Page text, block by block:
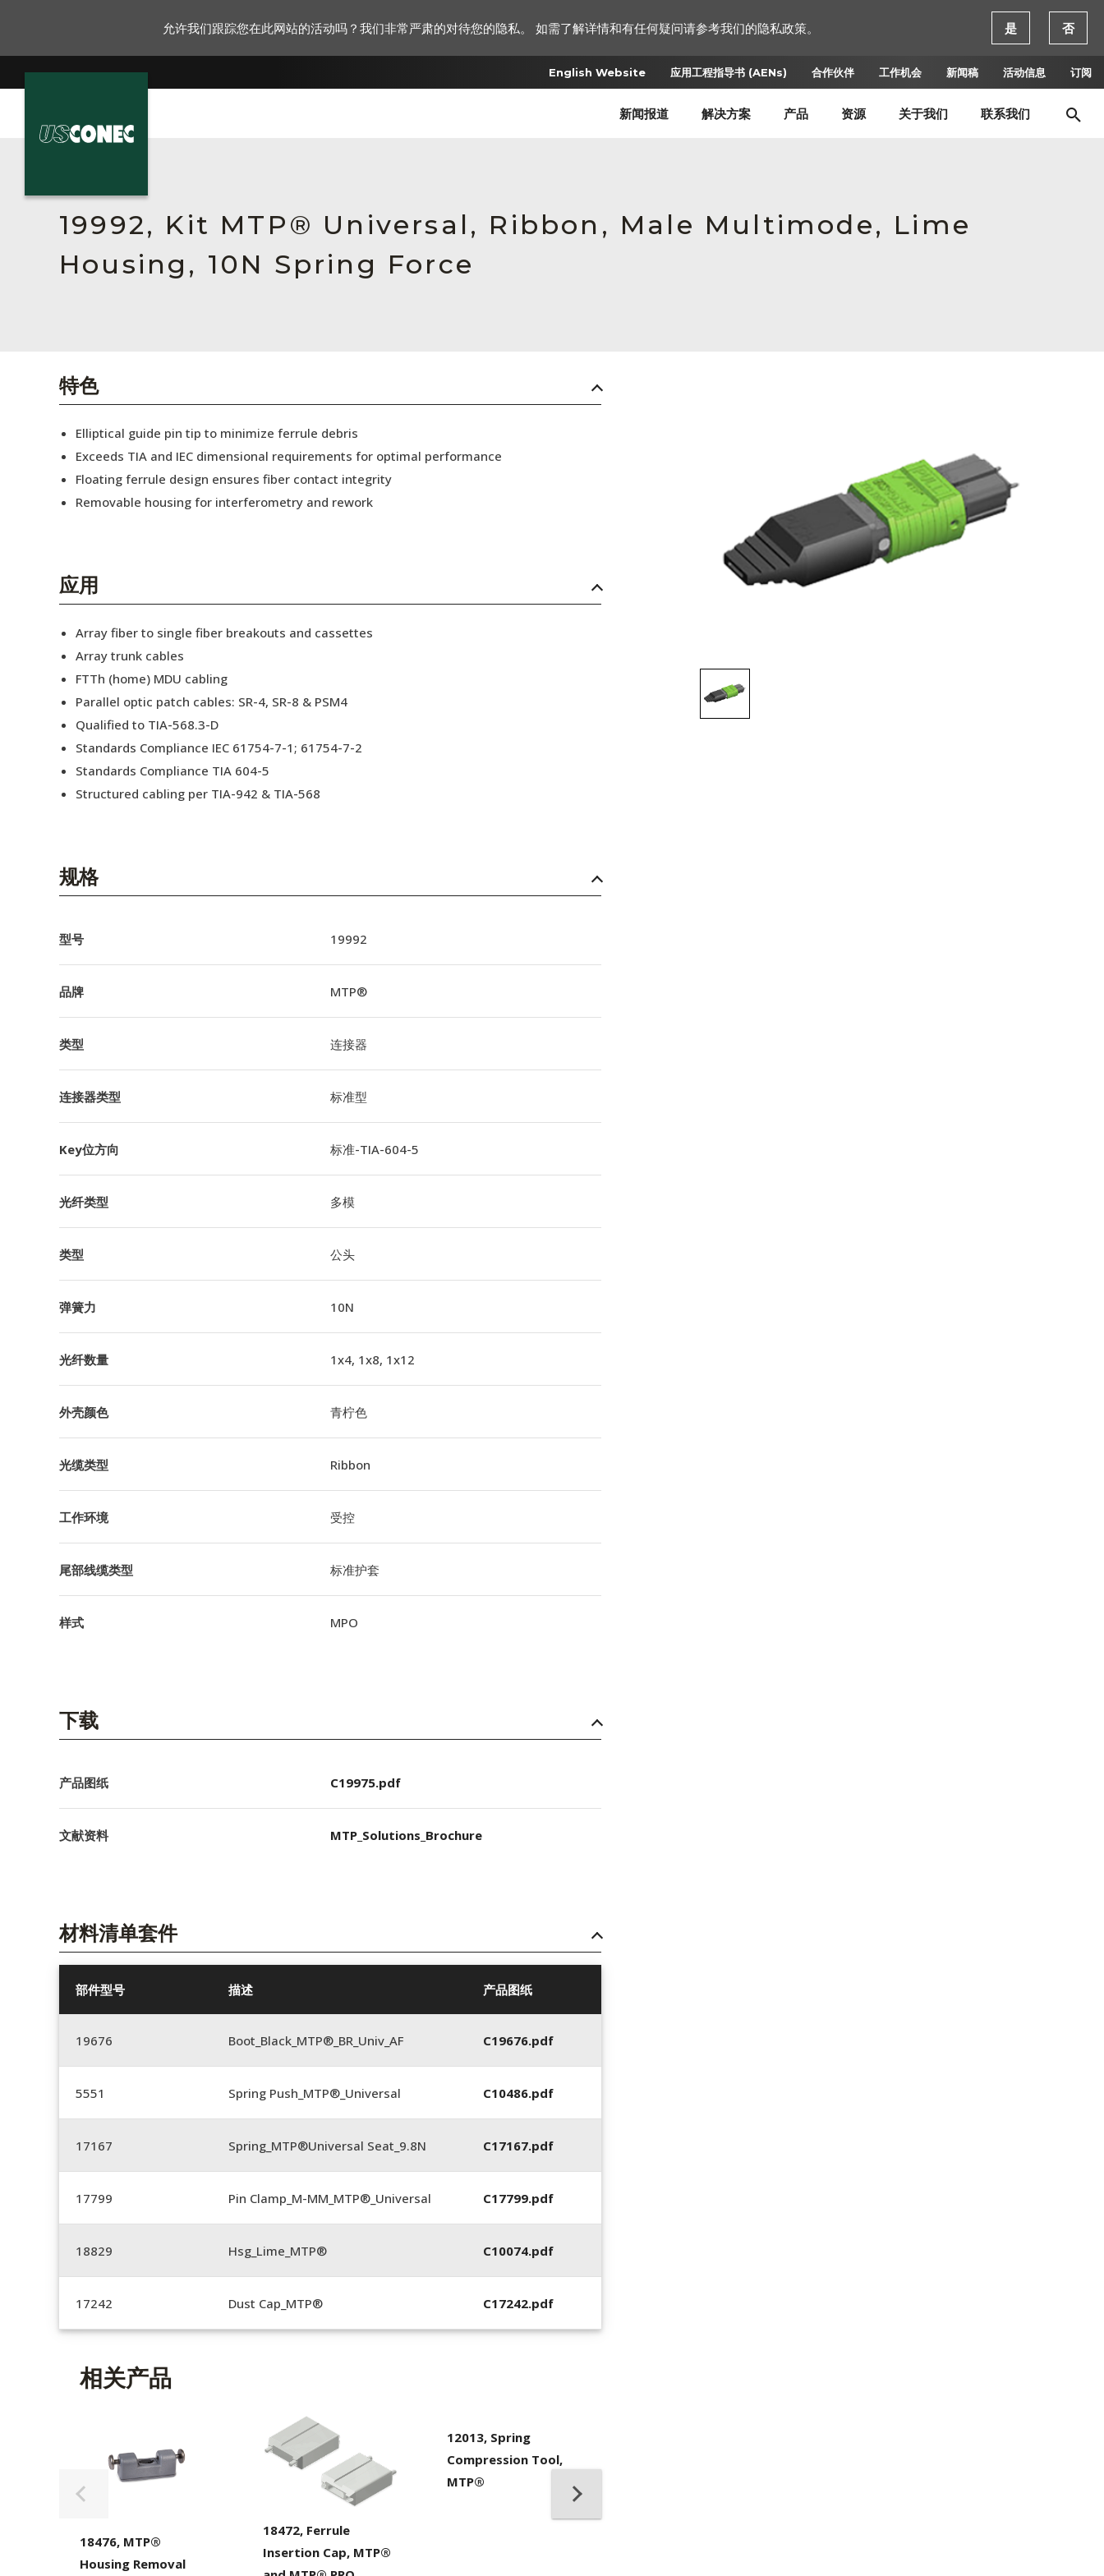
English Website 应用工程指导书 (AENs) 合作伙伴 工作机会 新闻稿 活动信息 订阅
新闻报道 解决方案 产品 资源 关于我们 联系我们
English Website
应用工程指导书 (AENs)
工作机会
19992, Kit MTP® Universal, Ribbon, Male Multimode, Lime
Housing, 10N Spring Force
特色
Elliptical guide pin tip to minimize ferrule debris
Exceeds TIA and IEC dimensional requirements for optimal performance
Floating ferrule design ensures fiber contact integrity
Removable housing for interferometry and rework
应用
Array fiber to single fiber breakouts and cassettes
Array trunk cables
FTTh (home) MDU cabling
Parallel optic patch cables: SR-4, SR-8 & PSM4
Qualified to TIA-568.3-D
Standards Compliance IEC 61754-7-1; 61754-7-2
Standards Compliance TIA 604-5
Structured cabling per TIA-942 & TIA-568
规格
型号 19992
品牌 MTP®
类型 连接器
连接器类型 标准型
Key位方向 标准-TIA-604-5
光纤类型 多模
类型 公头
弹簧力 10N
光纤数量 1x4, 1x8, 1x12
外壳颜色 青柠色
光缆类型 Ribbon
工作环境 受控
尾部线缆类型 标准护套
样式 MPO
下载
产品图纸 C19975.pdf
文献资料 MTP_Solutions_Brochure
材料清单套件
部件型号 描述 产品图纸
19676 Boot_Black_MTP®_BR_Univ_AF C19676.pdf
5551 Spring Push_MTP®_Universal C10486.pdf
17167 Spring_MTP®Universal Seat_9.8N C17167.pdf
17799 Pin Clamp_M-MM_MTP®_Universal C17799.pdf
18829 Hsg_Lime_MTP® C10074.pdf
17242 Dust Cap_MTP® C17242.pdf
相关产品
18476, MTP®
Housing Removal
18472, Ferrule
Insertion Cap, MTP®
12013, Spring
Compression Tool,
MTP®
允许我们跟踪您在此网站的活动吗？我们非常严肃的对待您的隐私。 如需了解详情和有任何疑问请参考我们的隐私政策。 是 否